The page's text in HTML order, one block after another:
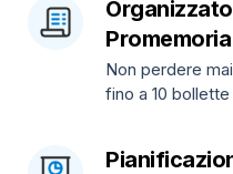
Non perdere
fino a 10